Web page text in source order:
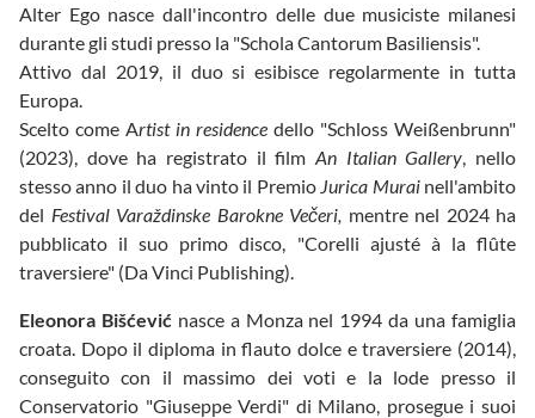
Alter Ego nasce dall'incontro delle due musiciste milanesi
durante gli studi presso la "Schola Cantorum Basiliensis".
Attivo dal 2019, il duo si esibisce regolarmente in tutta
Europa.
Scelto come Artist in residence dello "Schloss Weißenbrunn"
(2023), dove ha registrato il film An Italian Gallery , nello
stesso anno il duo ha vinto il Premio Jurica Murainell'ambito
del Festival Varaždinske Barokne Večeri, mentre nel 2024 ha
pubblicato il suo primo disco, "Corelli ajusté à la flûte
traversiere" (Da Vinci Publishing).
Eleonora Bišćević nasce a Monza nel 1994 da una famiglia
croata. Dopo il diploma in flauto dolce e traversiere (2014),
conseguito con il massimo dei voti e la lode presso il
Conservatorio "Giuseppe Verdi" di Milano, prosegue i suoi